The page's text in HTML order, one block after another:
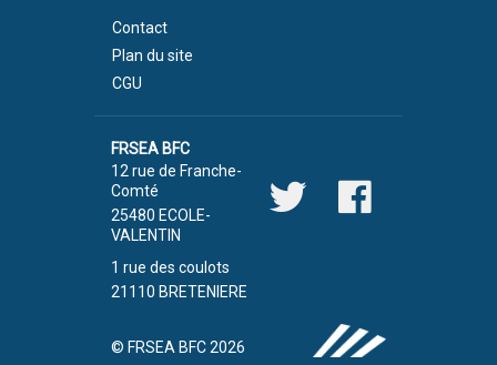
Contact
Plan du site
CGU
FRSEA BFC
12 rue de Franche-
Comté
25480 ECOLE-
VALENTIN
1 rue des coulots
21110 BRETENIERE
© FRSEA BFC 2026